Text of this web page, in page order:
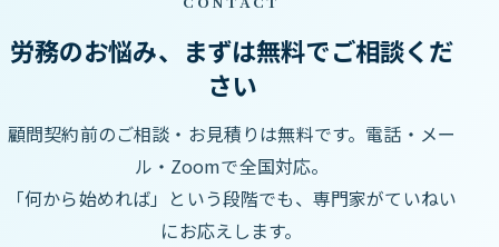
労務のお悩み、まずは無料でご相談くだ
さい
顧問契約前のご相談・お見積りは無料です。電話・メー
ル・Zoomで全国対応。
「何から始めれば」という段階でも、専門家がていねい
にお応えします。